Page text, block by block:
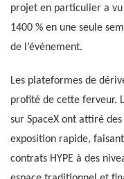
projet en particulier a
1400 % en une seule
de l’événement.
Les plateformes de
profité de cette ferveur.
sur SpaceX ont attiré
exposition rapide,
contrats HYPE à des